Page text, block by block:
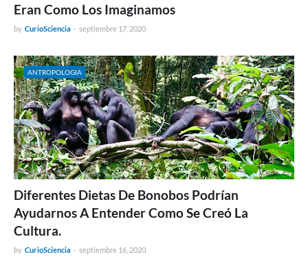
Eran Como Los Imaginamos
by CurioSciencia - septiembre 17, 2020
ANTROPOLOGIA
Diferentes Dietas De Bonobos Podrían
Ayudarnos A Entender Como Se Creó La
Cultura.
by CurioSciencia - septiembre 16, 2020